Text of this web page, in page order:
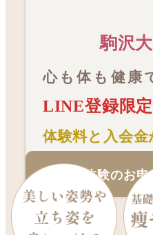
駒沢
心も体も健康
LINE登録限
体験料と入会金
初回体験のお申